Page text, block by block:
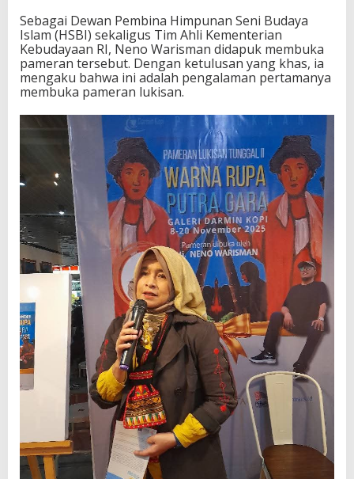
Sebagai Dewan Pembina Himpunan Seni Budaya
Islam (HSBI) sekaligus Tim Ahli Kementerian
Kebudayaan RI, Neno Warisman didapuk membuka
pameran tersebut. Dengan ketulusan yang khas, ia
mengaku bahwa ini adalah pengalaman pertamanya
membuka pameran lukisan.